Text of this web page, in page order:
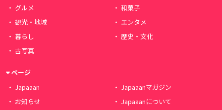
グルメ
和菓子
観光・地域
エンタメ
暮らし
歴史・文化
古写真
ページ
Japaaan
Japaaanマガジン
お知らせ
Japaaanについて